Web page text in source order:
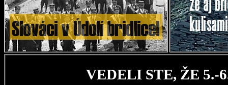
VEDELI STE, ŽE 5.-